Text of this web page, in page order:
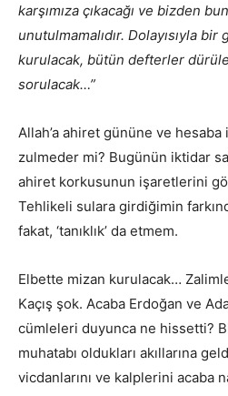
karşımıza çıkacağı ve bizden
unutulmamalıdır. Dolayısıyla
kurulacak, bütün defterler
sorulacak…”
Allah’a ahiret gününe ve
zulmeder mi? Bugünün iktidar
ahiret korkusunun işaretlerini
Tehlikeli sulara girdiğimin
fakat, ‘tanıklık’ da etmem.
Elbette mizan kurulacak…
Kaçış şok. Acaba Erdoğan ve
cümleleri duyunca ne hissetti?
muhatabı oldukları akıllarına
vicdanlarını ve kalplerini acaba